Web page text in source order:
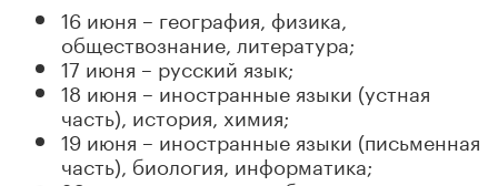
16 июня – география, физика,
обществознание, литература;
17 июня – русский язык;
18 июня – иностранные языки (устная
часть), история, химия;
19 июня – иностранные языки (письменная
часть), биология, информатика;